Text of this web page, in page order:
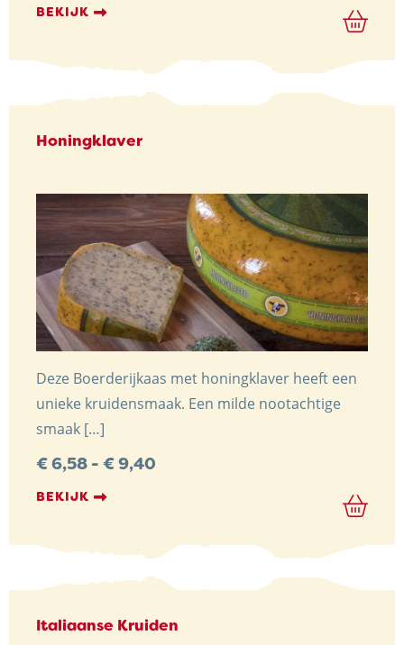
BEKIJK
Honingklaver
Deze Boerderijkaas met honingklaver heeft een
unieke kruidensmaak. Een milde nootachtige
smaak […]
€6,58 - €9,40
BEKIJK
Italiaanse Kruiden